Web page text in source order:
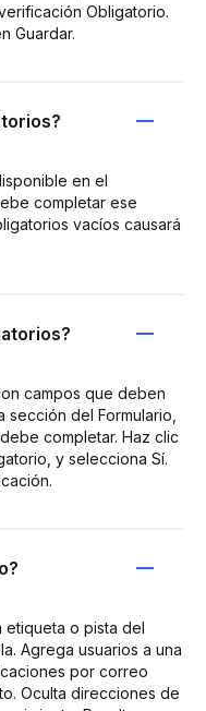
Obligatorio.
Guardar.
en el
completar ese
vacíos causará
campos que deben
del Formulario,
completar. Haz clic
y selecciona Sí.
etiqueta o pista del
Agrega usuarios a una
por correo
Oculta direcciones de